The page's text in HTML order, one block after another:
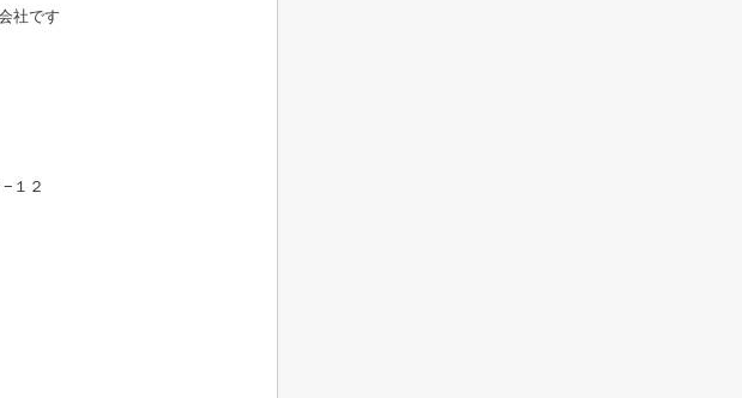
社です
１２